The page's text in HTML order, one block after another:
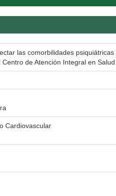
las comorbilidades
de Atención Integral en
Cardiovascular